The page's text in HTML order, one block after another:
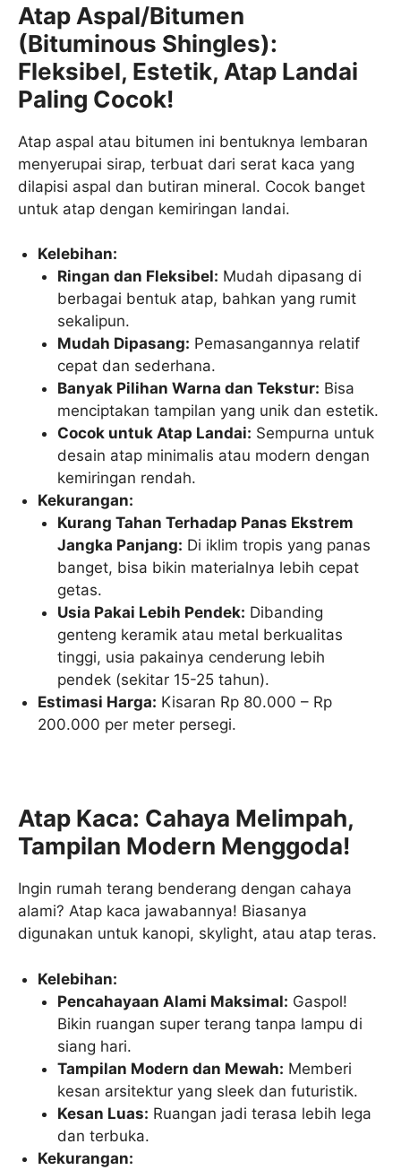
Atap Aspal/Bitumen
(Bituminous Shingles):
Fleksibel, Estetik, Atap Landai
Paling Cocok!
Atap aspal atau bitumen ini bentuknya lembaran
menyerupai sirap, terbuat dari serat kaca yang
dilapisi aspal dan butiran mineral. Cocok banget
untuk atap dengan kemiringan landai.
Kelebihan:
Ringan dan Fleksibel: Mudah dipasang di
berbagai bentuk atap, bahkan yang rumit
sekalipun.
Mudah Dipasang: Pemasangannya relatif
cepat dan sederhana.
Banyak Pilihan Warna dan Tekstur: Bisa
menciptakan tampilan yang unik dan estetik.
Cocok untuk Atap Landai: Sempurna untuk
desain atap minimalis atau modern dengan
kemiringan rendah.
Kekurangan:
Kurang Tahan Terhadap Panas Ekstrem
Jangka Panjang: Di iklim tropis yang panas
banget, bisa bikin materialnya lebih cepat
getas.
Usia Pakai Lebih Pendek: Dibanding
genteng keramik atau metal berkualitas
tinggi, usia pakainya cenderung lebih
pendek (sekitar 15-25 tahun).
Estimasi Harga: Kisaran Rp 80.000 – Rp
200.000 per meter persegi.
Atap Kaca: Cahaya Melimpah,
Tampilan Modern Menggoda!
Ingin rumah terang benderang dengan cahaya
alami? Atap kaca jawabannya! Biasanya
digunakan untuk kanopi, skylight, atau atap teras.
Kelebihan:
Pencahayaan Alami Maksimal: Gaspol!
Bikin ruangan super terang tanpa lampu di
siang hari.
Tampilan Modern dan Mewah: Memberi
kesan arsitektur yang sleek dan futuristik.
Kesan Luas: Ruangan jadi terasa lebih lega
dan terbuka.
Kekurangan: